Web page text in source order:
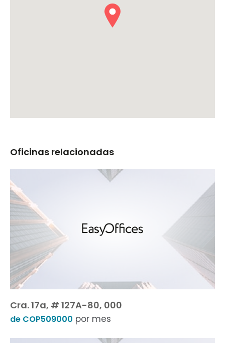
Oficinas relacionadas
Cra. 17a, # 127A-80, 000
de COP509000 por mes